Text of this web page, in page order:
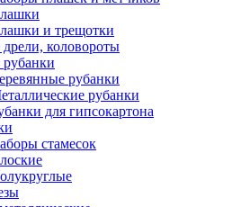
и трещотки
коловороты
рубанки
рубанки
для гипсокартона
стамесок